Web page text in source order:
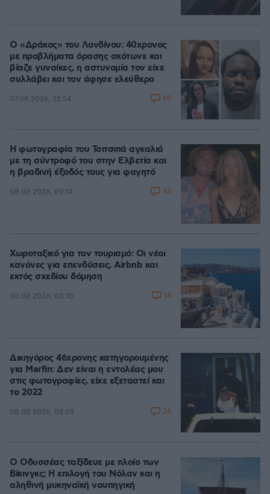
Ο «Δράκος» του Λονδίνου: 40χρονος
με προβλήματα όρασης σκότωνε και
βίαζε γυναίκες, η αστυνομία τον είχε
συλλάβει και τον άφησε ελεύθερο
07.08.2026, 22:54 69
Η φωτογραφία του Τσιτσιπά αγκαλιά
με τη σύντροφό του στην Ελβετία και
η βραδινή έξοδός τους για φαγητό
08.08.2026, 09:14 43
Χωροταξικό για τον τουρισμό: Οι νέοι
κανόνες για επενδύσεις, Airbnb και
εκτός σχεδίου δόμηση
08.08.2026, 08:10 14
Δικηγόρος 46χρονης κατηγορουμένης
για Marfin: Δεν είναι η εντολέας μου
στις φωτογραφίες, είχε εξεταστεί και
το 2022
08.08.2026, 09:09 26
Ο Οδυσσέας ταξίδευε με πλοίο των
Βίκινγκς; Η επιλογή του Νόλαν και η
αληθινή μυκηναϊκή ναυπηγική